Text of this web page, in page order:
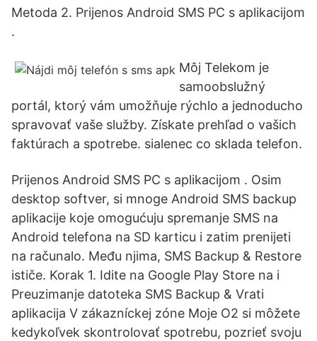
Metoda 2. Prijenos Android SMS PC s aplikacijom
.
Môj Telekom je
samoobslužný
portál, ktorý vám umožňuje rýchlo a jednoducho
spravovať vaše služby. Získate prehľad o vašich
faktúrach a spotrebe. sialenec co sklada telefon.
Prijenos Android SMS PC s aplikacijom . Osim
desktop softver, si mnoge Android SMS backup
aplikacije koje omogućuju spremanje SMS na
Android telefona na SD karticu i zatim prenijeti
na računalo. Među njima, SMS Backup & Restore
ističe. Korak 1. Idite na Google Play Store na i
Preuzimanje datoteka SMS Backup & Vrati
aplikacija V zákazníckej zóne Moje O2 si môžete
kedykoľvek skontrolovať spotrebu, pozrieť svoju